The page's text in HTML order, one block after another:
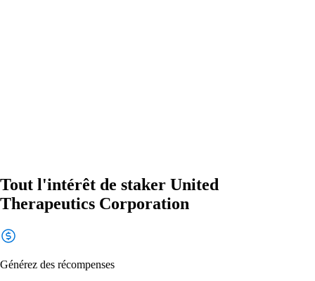
Tout l'intérêt de staker United
Therapeutics Corporation
Générez des récompenses